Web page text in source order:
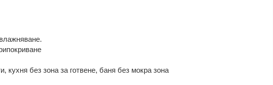
кухня без зона за готвене, баня без мокра зона